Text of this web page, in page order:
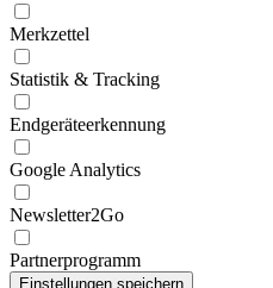
Merkzettel
Statistik & Tracking
Endgeräteerkennung
Google Analytics
Newsletter2Go
Partnerprogramm